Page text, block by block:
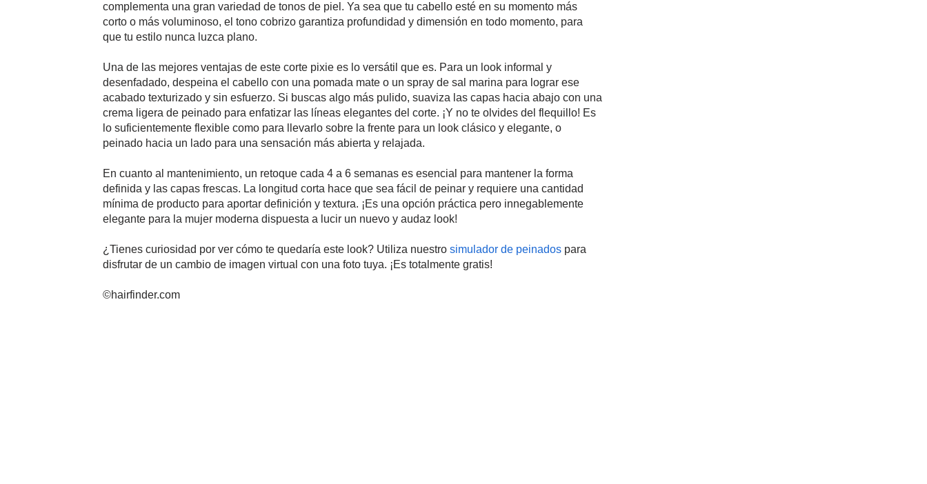
complementa una gran variedad de tonos de piel. Ya sea que tu cabello esté en su momento más
corto o más voluminoso, el tono cobrizo garantiza profundidad y dimensión en todo momento, para
que tu estilo nunca luzca plano.
Una de las mejores ventajas de este corte pixie es lo versátil que es. Para un look informal y
desenfadado, despeina el cabello con una pomada mate o un spray de sal marina para lograr ese
acabado texturizado y sin esfuerzo. Si buscas algo más pulido, suaviza las capas hacia abajo con una
crema ligera de peinado para enfatizar las líneas elegantes del corte. ¡Y no te olvides del flequillo! Es
lo suficientemente flexible como para llevarlo sobre la frente para un look clásico y elegante, o
peinado hacia un lado para una sensación más abierta y relajada.
En cuanto al mantenimiento, un retoque cada 4 a 6 semanas es esencial para mantener la forma
definida y las capas frescas. La longitud corta hace que sea fácil de peinar y requiere una cantidad
mínima de producto para aportar definición y textura. ¡Es una opción práctica pero innegablemente
elegante para la mujer moderna dispuesta a lucir un nuevo y audaz look!
¿Tienes curiosidad por ver cómo te quedaría este look? Utiliza nuestro simulador de peinadospara
disfrutar de un cambio de imagen virtual con una foto tuya. ¡Es totalmente gratis!
©hairfinder.com